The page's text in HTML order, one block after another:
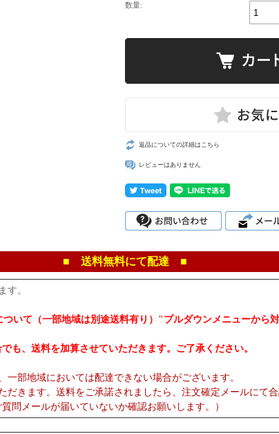
数量:
返品についての詳細はこちら
レビューはありません
■ 送料無料にて配達 ■
す。
いて（一部地域は別途送料有り）"プルダウンメニューから対
も、送料を加算させていただきます。ご了承ください。
部地域においては配達できない場合がございます。
きます。送料をご承諾されましたら、注文確定メールにて
問メールが届いていないか確認お願いします。）